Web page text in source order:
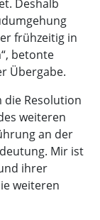
Deshalb
frühzeitig in
betonte
Übergabe.
Resolution
weiteren
an der
Mir ist
ihrer
weiteren